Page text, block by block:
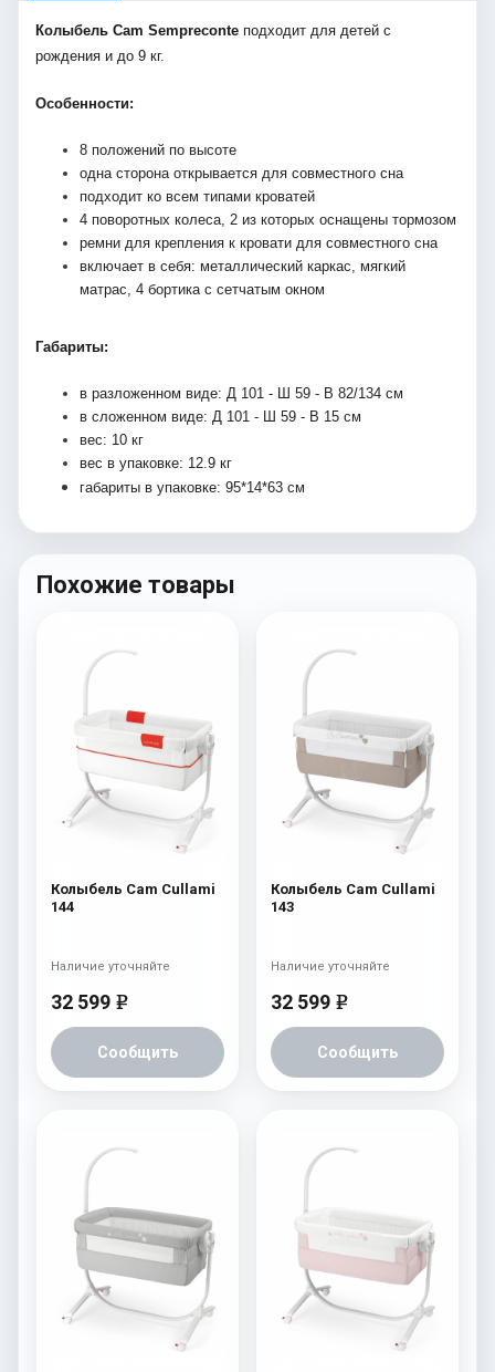
Колыбель Cam Sempreconte подходит для детей с
рождения и до 9 кг.
Особенности:
8 положений по высоте
одна сторона открывается для совместного сна
подходит ко всем типами кроватей
4 поворотных колеса, 2 из которых оснащены тормозом
ремни для крепления к кровати для совместного сна
включает в себя: металлический каркас, мягкий
матрас, 4 бортика с сетчатым окном
Габариты:
в разложенном виде: Д 101 - Ш 59 - В 82/134 см
в сложенном виде: Д 101 - Ш 59 - В 15 см
вес: 10 кг
вес в упаковке: 12.9 кг
габариты в упаковке: 95*14*63 см
Похожие товары
Колыбель Cam Cullami
144
32 599 e
Сообщить
Наличие уточняйте
Колыбель Cam Cullami
143
32 599 e
Сообщить
Наличие уточняйте